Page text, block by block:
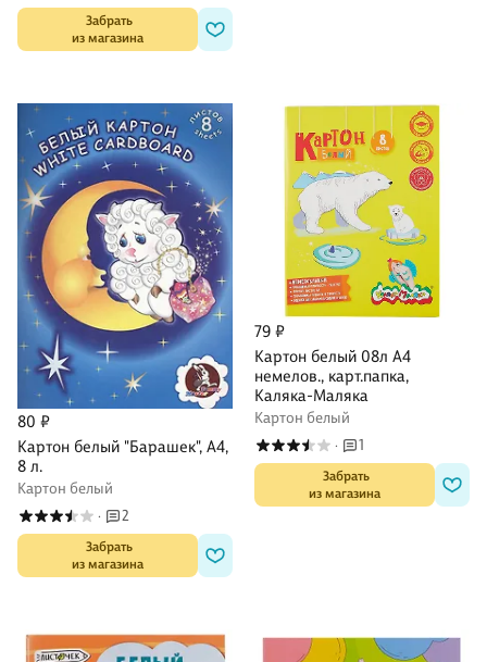
Забрать
из магазина
80 ₽
Картон белый "Барашек", А4,
8 л.
Картон белый
· 2
Забрать
из магазина
79 ₽
Картон белый 08л А4
немелов., карт.папка,
Каляка-Маляка
Картон белый
· 1
Забрать
из магазина